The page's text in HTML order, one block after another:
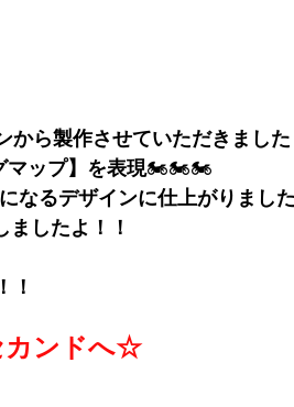
ら製作させていただきました
ップ】を表現🏍🏍🏍
なるデザインに仕上がりました
したよ！！
！
カンドへ☆